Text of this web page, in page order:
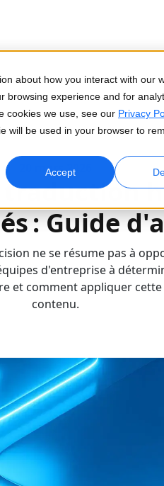
about how you interact with our
browsing experience and for
cookies we use, see our Privacy
will be used in your browser to
Accept
20 mars 2026
traduction
: Guide
ne se résume pas à
d'entreprise à
et comment appliquer
contenu.